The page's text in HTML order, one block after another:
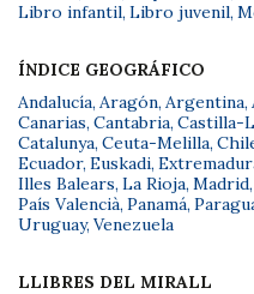
Libro infantil, Libro juvenil,
ÍNDICE GEOGRÁFICO
Andalucía, Aragón, Argentina,
Canarias, Cantabria, Castilla-
Catalunya, Ceuta-Melilla,
Ecuador, Euskadi,
Illes Balears, La Rioja, Madrid,
País Valencià, Panamá,
Uruguay, Venezuela
LLIBRES DEL MIRALL